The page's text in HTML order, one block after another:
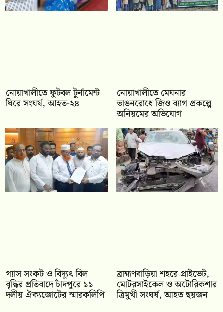
নোয়াখালীতে ফুটবল টুর্নামেন্ট
ঘিরে সংঘর্ষ, আহত-২৪
নোয়াখালীতে মেঘনার
ভাঙনরোধে জিও ব্যাগ প্রকল্পে
অনিয়মের অভিযোগ
গ্যাস সংকট ও বিদ্যুৎ বিল
বৃদ্ধির প্রতিবাদে চাঁদপুরে ১১
দলীয় ঐক্যজোটের স্মারকলিপি
ব্রাহ্মণবাড়িয়া শহরে প্রাইভেট,
মোটরসাইকেল ও অটোরিকশার
ত্রিমুখী সংঘর্ষ, আহত ছয়জন